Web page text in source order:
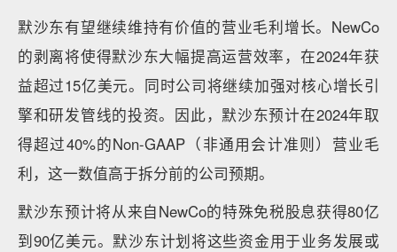
默沙东有望继续维持有价值的营业毛利增长。NewCo
的剥离将使得默沙东大幅提高运营效率，在2024年获
益超过15亿美元。同时公司将继续加强对核心增长引
擎和研发管线的投资。因此，默沙东预计在2024年取
得超过40%的Non-GAAP（非通用会计准则）营业毛
利，这一数值高于拆分前的公司预期。
默沙东预计将从来自NewCo的特殊免税股息获得80亿
到90亿美元。默沙东计划将这些资金用于业务发展或